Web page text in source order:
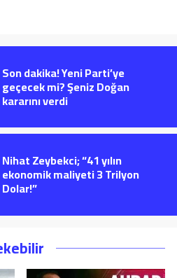
Son dakika! Yeni Parti’ye
geçecek mi? Şeniz Doğan
kararını verdi
Nihat Zeybekci; “41 yılın
ekonomik maliyeti 3 Trilyon
Dolar!”